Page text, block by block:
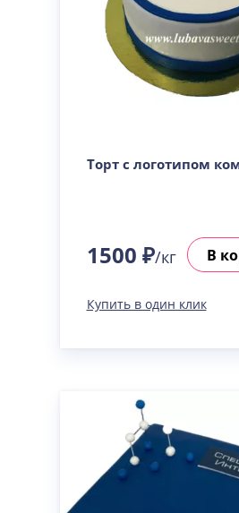
Торт с логотипом
1500 ₽/кг В
Купить в один клик